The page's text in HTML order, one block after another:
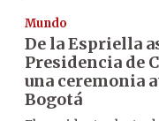
Mundo
De la Espriella
Presidencia de
una ceremonia
Bogotá